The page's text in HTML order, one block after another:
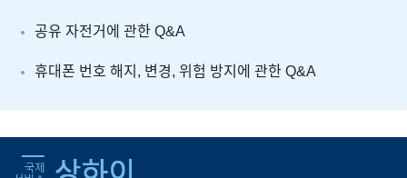
공유 자전거에 관한 Q&A
휴대폰 번호 해지, 변경, 위험 방지에 관한 Q&A